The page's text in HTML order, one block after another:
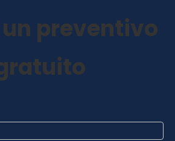
preventivo